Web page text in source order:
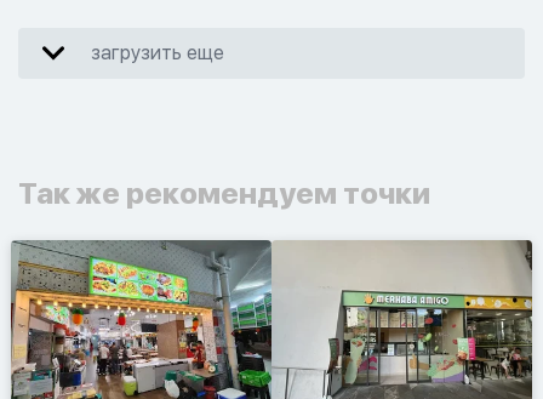
загрузить еще
Так же рекомендуем точки